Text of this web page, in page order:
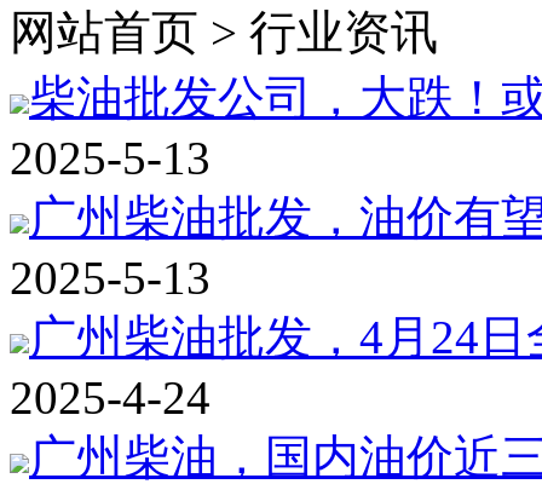
网站首页 > 行业资讯
柴油批发公司，大跌！
2025-5-13
广州柴油批发，油价有
2025-5-13
广州柴油批发，4月24日
2025-4-24
广州柴油，国内油价近